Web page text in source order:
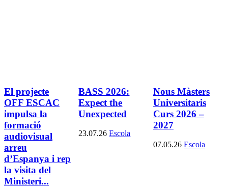
El projecte
OFF ESCAC
impulsa la
formació
audiovisual
arreu
d’Espanya i rep
la visita del
Ministeri...
BASS 2026:
Expect the
Unexpected
23.07.26 Escola
Nous Màsters
Universitaris
Curs 2026 –
2027
07.05.26 Escola